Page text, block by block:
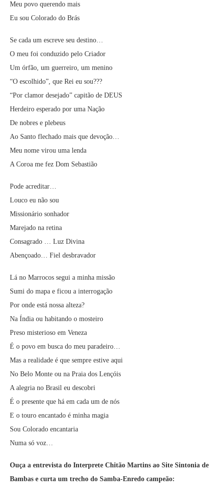
Meu povo querendo mais
Eu sou Colorado do Brás
Se cada um escreve seu destino…
O meu foi conduzido pelo Criador
Um órfão, um guerreiro, um menino
“O escolhido”, que Rei eu sou???
“Por clamor desejado” capitão de DEUS
Herdeiro esperado por uma Nação
De nobres e plebeus
Ao Santo flechado mais que devoção…
Meu nome virou uma lenda
A Coroa me fez Dom Sebastião
Pode acreditar…
Louco eu não sou
Missionário sonhador
Marejado na retina
Consagrado … Luz Divina
Abençoado… Fiel desbravador
Lá no Marrocos segui a minha missão
Sumi do mapa e ficou a interrogação
Por onde está nossa alteza?
Na Índia ou habitando o mosteiro
Preso misterioso em Veneza
É o povo em busca do meu paradeiro…
Mas a realidade é que sempre estive aqui
No Belo Monte ou na Praia dos Lençóis
A alegria no Brasil eu descobri
É o presente que há em cada um de nós
E o touro encantado é minha magia
Sou Colorado encantaria
Numa só voz…
Ouça a entrevista do Interprete Chitão Martins ao Site Sintonia de
Bambas e curta um trecho do Samba-Enredo campeão: